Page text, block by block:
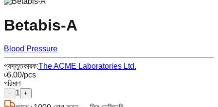
Betabis-A
Blood Pressure
প্রস্তুতকারক:The ACME Laboratories Ltd.
৳6.00/pcs
পরিমাণ
− 1 +